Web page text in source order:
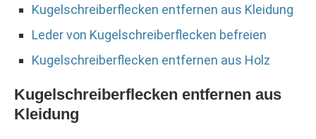
Kugelschreiberflecken entfernen aus Kleidung
Leder von Kugelschreiberflecken befreien
Kugelschreiberflecken entfernen aus Holz
Kugelschreiberflecken entfernen aus
Kleidung